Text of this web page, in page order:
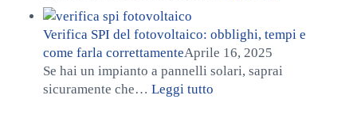
Verifica SPI del fotovoltaico: obblighi, tempi e
come farla correttamenteAprile 16, 2025
Se hai un impianto a pannelli solari, saprai
sicuramente che…Leggi tutto